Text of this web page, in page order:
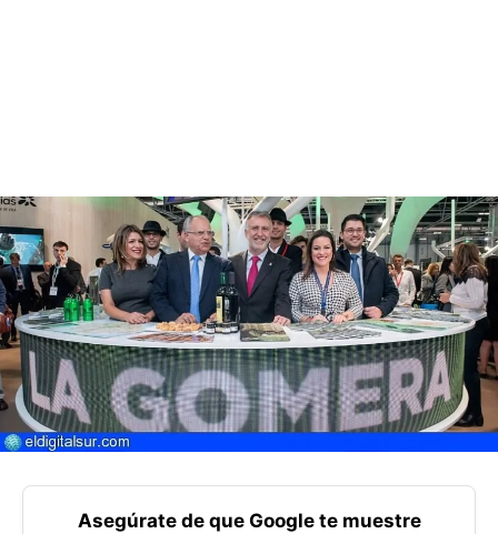
Asegúrate de que Google te muestre